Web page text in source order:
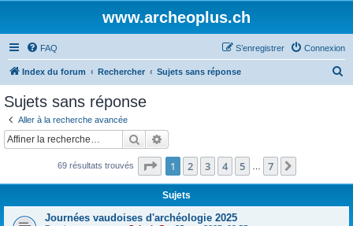
www.archeoplus.ch
FAQ Connexion
S’enregistrer
Index du forum Rechercher Sujets sans réponse
c
Sujets sans réponse
Aller à la recherche avancée
Rechercher
69 résultats trouvés Page 1sur7
1 2 3 4 5 7
Sujets
Journées vaudoises d'archéologie 2025